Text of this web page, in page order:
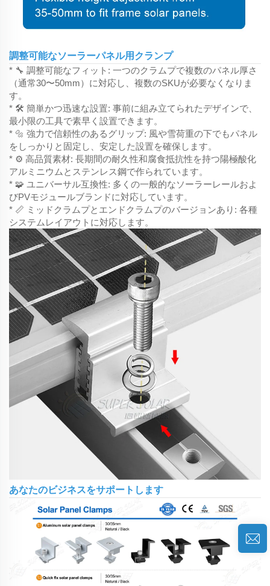
調整可能なソーラーパネル用クランプ
* 🔧 調整可能なフィット: 一つのクラムプで複数のパネル厚さ
（通常30〜50mm）に対応し、複数のSKUが必要なくなりま
す。
* 🛠️ 簡単かつ迅速な設置: 事前に組み立てられたデザインで、
最小限の工具で素早く設置できます。
* 🔩 強力で信頼性のあるグリップ: 風や雪荷重の下でもパネル
をしっかりと固定し、安定した設置を確保します。
* ⚙️ 高品質素材: 長期間の耐久性和腐食抵抗性を持つ陽極酸化
アルミニウムとステンレス鋼で作られています。
* 🧩 ユニバーサル互換性: 多くの一般的なソーラーレールおよ
びPVモジュールブランドに対応しています。
* 📏 ミッドクラムプとエンドクラムプのバージョンあり: 各種
システムレイアウトに対応します。
あなたのビジネスをサポートします